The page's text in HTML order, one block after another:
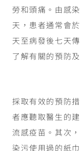
勞和頭痛。由感
天，患者通常會
天至病發後七天
了解有關的預防
採取有效的預防
者應聽取醫生的
流感疫苗。其次
染污使用過的紙